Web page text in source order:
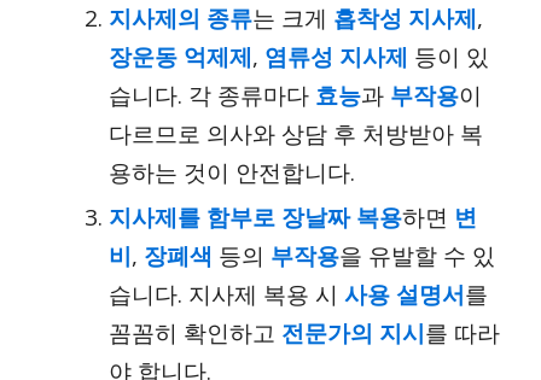
지사제의 종류는 크게 흡착성 지사제,
장운동 억제제, 염류성 지사제 등이 있
습니다. 각 종류마다 효능과 부작용이
다르므로 의사와 상담 후 처방받아 복
용하는 것이 안전합니다.
지사제를 함부로 장날짜 복용하면 변
비, 장폐색 등의 부작용을 유발할 수 있
습니다. 지사제 복용 시 사용 설명서를
꼼꼼히 확인하고 전문가의 지시를 따라
야 합니다.